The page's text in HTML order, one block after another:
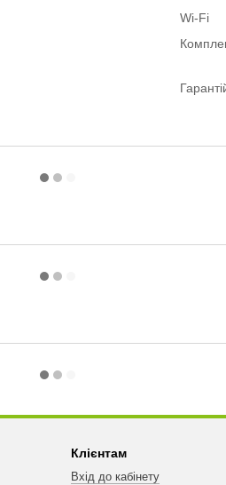
Wi-Fi
Клієнтам
Вхід до кабінету